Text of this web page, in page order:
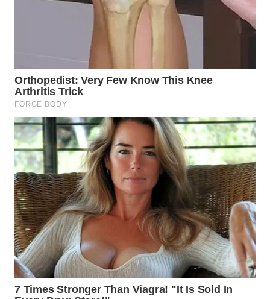
WN
LIKUPANG
WN
LABUANBAJO
WN
BORNEO
Wahana
Media
Group
WAHANA
NEWS